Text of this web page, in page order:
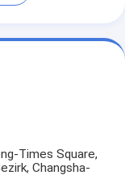
Times Square,
Changsha-